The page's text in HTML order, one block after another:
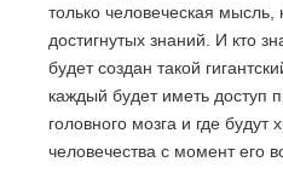
только человеческая
достигнутых знаний. И кто
будет создан такой
каждый будет иметь доступ
головного мозга и где будут
человечества с момент его